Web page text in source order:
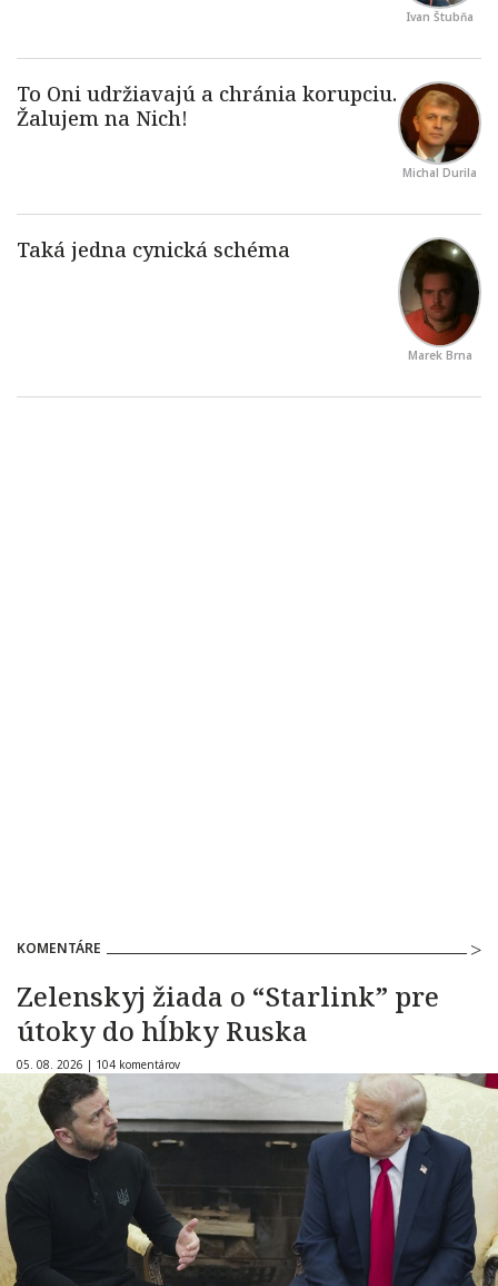
Ivan Štubňa
Michal Durila
Marek Brna
KOMENTÁRE
Zelenskyj žiada o “Starlink” pre
útoky do hĺbky Ruska
05. 08. 2026 | 104 komentárov